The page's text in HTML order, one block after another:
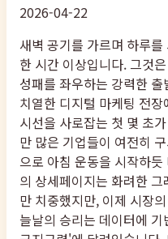
2026-04-22
새벽 공기를 가르며 하루
한 시간 이상입니다. 그것
성패를 좌우하는 강력한
치열한 디지털 마케팅 전
시선을 사로잡는 첫 몇 초
만 많은 기업들이 여전히
으로 아침 운동을 시작하
의 상세페이지는 화려한
만 치중했지만, 이제 시장
늘날의 승리는 데이터에